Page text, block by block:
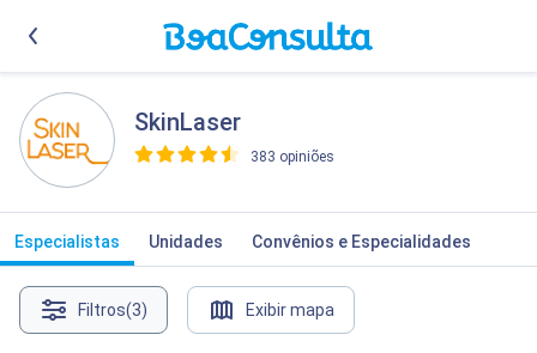
SkinLaser
383 opiniões
Especialistas Unidades Convênios e Especialidades
Filtros(3) Exibir mapa